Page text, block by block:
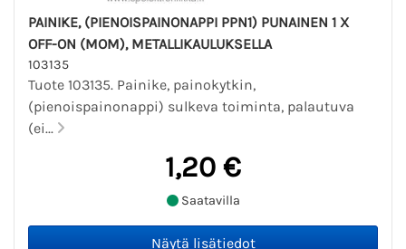
PAINIKE, (PIENOISPAINONAPPI PPN1) PUNAINEN 1 X
OFF-ON (MOM), METALLIKAULUKSELLA
103135
Tuote 103135. Painike, painokytkin,
(pienoispainonappi) sulkeva toiminta, palautuva
(ei...
1,20 €
Saatavilla